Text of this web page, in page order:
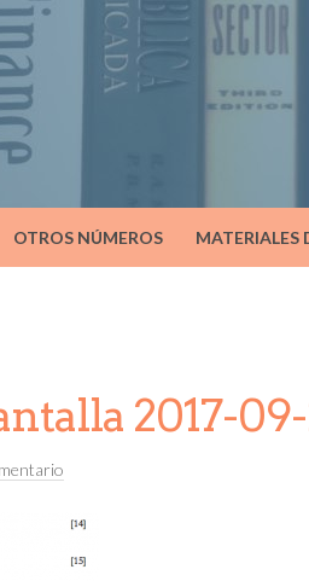
OTROS NÚMEROS MATERIALES
2017-09-